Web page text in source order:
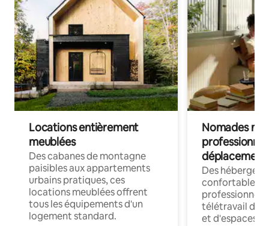
Locations entièrement
meublées
Des cabanes de montagne
paisibles aux appartements
urbains pratiques, ces
locations meublées offrent
tous les équipements d'un
logement standard.
Nomades
déplacement
Des
confortables
professionnels
télétravail
et d'espaces